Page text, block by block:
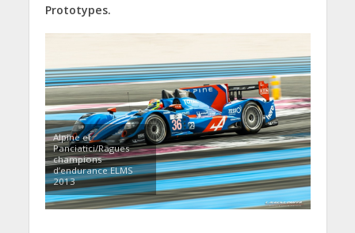
Prototypes.
Alpine et
Panciatici/Ragues
champions
d’endurance ELMS
2013